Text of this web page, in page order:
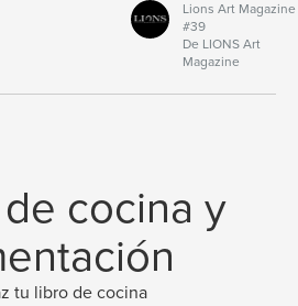
Lions Art Magazine
#39
De LIONS Art
Magazine
cocina y
tu libro de cocina